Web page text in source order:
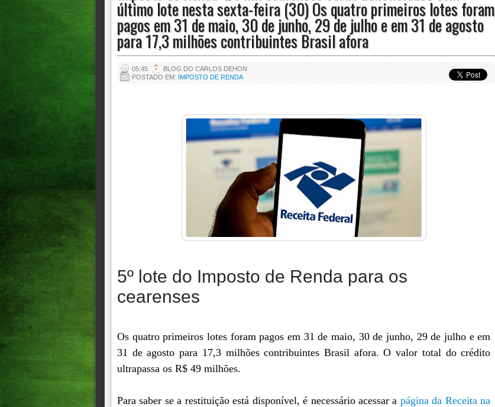
31 de agosto para 17,3 milhões contribuintes Brasil afora
último lote nesta sexta-feira (30) Os quatro primeiros lotes foram
pagos em 31 de maio, 30 de junho, 29 de julho e em 31 de agosto
para 17,3 milhões contribuintes Brasil afora
05:45
BLOG DO CARLOS DEHON
POSTADO EM:IMPOSTO DE RENDA
5º lote do Imposto de Renda para os
cearenses
Os quatro primeiros lotes foram pagos em 31 de maio, 30 de junho, 29 de julho e em
31 de agosto para 17,3 milhões contribuintes Brasil afora. O valor total do crédito
ultrapassa os R$ 49 milhões.
Para saber se a restituição está disponível, é necessário acessar a página da Receita na